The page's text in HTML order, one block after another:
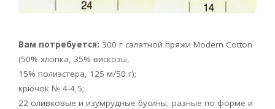
Вам потребуется: 300 г салатной пряжи Modern Cotton
(50% хлопка, 35% вискозы,
15% полиэстера, 125 м/50 г);
крючок № 4-4,5;
22 оливковые и изумрудные бусины, разные по форме и